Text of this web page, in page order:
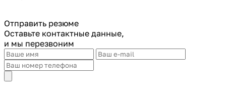
Отправить резюме
Оставьте контактные данные,
и мы перезвоним